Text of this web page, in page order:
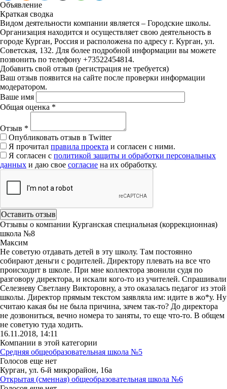
Объявление
Краткая сводка
Видом деятельности компании является – Городские школы.
Организация находится и осуществляет свою деятельность в
городе Курган, Россия и расположена по адресу г. Курган, ул.
Советская, 132. Для более подробной информации вы можете
позвонить по телефону +73522454814.
Добавить свой отзыв (регистрация не требуется)
Ваш отзыв появится на сайте после проверки информации
модератором.
Ваше имя
Общая оценка *
Отзыв *
Опубликовать отзыв в Twitter
Я прочитал правила проекта и согласен с ними.
Я согласен с политикой защиты и обработки персональных
данных и даю свое согласие на их обработку.
Отзывы о компании Курганская специальная (коррекционная)
школа №8
Максим
Не советую отдавать детей в эту школу. Там постоянно
собирают деньги с родителей. Директору плевать на все что
происходит в школе. При мне коллектора звонили судя по
разговору директора, и искали кого-то из учителей. Спрашивали
Селезневу Светлану Викторовну, а это оказалась педагог из этой
школы. Директор прямым текстом заявляла им: идите в жо*у. Ну
считаю какая бы не была причина, зачем так-то? До директора
не дозвониться, вечно номера то заняты, то еще что-то. В общем
не советую туда ходить.
16.11.2018, 14:11
Компании в этой категории
Средняя общеобразовательная школа №5
Голосов еще нет
Курган, ул. 6-й микрорайон, 16а
Открытая (сменная) общеобразовательная школа №6